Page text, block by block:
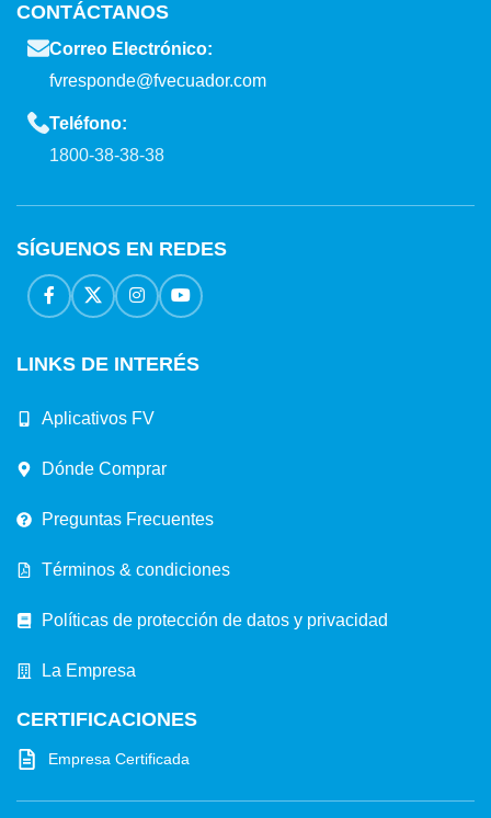
CONTÁCTANOS
Correo Electrónico:
fvresponde@fvecuador.com
Teléfono:
1800-38-38-38
SÍGUENOS EN REDES
LINKS DE INTERÉS
Aplicativos FV
Dónde Comprar
Preguntas Frecuentes
Términos & condiciones
Políticas de protección de datos y privacidad
La Empresa
CERTIFICACIONES
Empresa Certificada